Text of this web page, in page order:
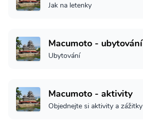
Jak na letenky
Macumoto - ubytování
Ubytování
Macumoto - aktivity
Objednejte si aktivity a zážitky